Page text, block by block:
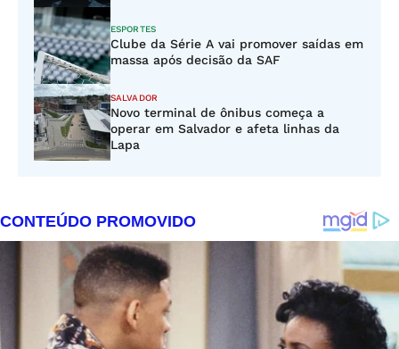
ESPORTES
Clube da Série A vai promover saídas em
massa após decisão da SAF
SALVADOR
Novo terminal de ônibus começa a
operar em Salvador e afeta linhas da
Lapa